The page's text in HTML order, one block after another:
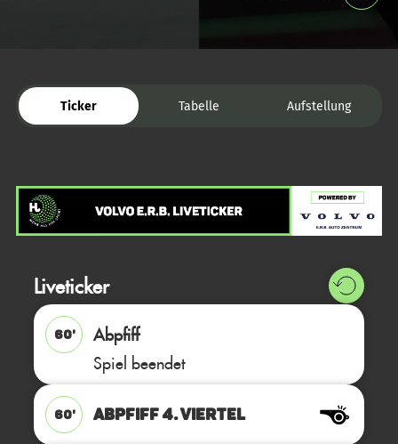
Ticker Tabelle Aufstellung
Liveticker
60'
Abpfiff
Spiel beendet
60' ABPFIFF 4. Viertel